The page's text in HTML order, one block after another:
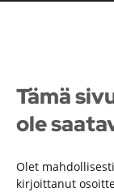
Tämä
ole
Olet mahdollisesti
kirjoittanut